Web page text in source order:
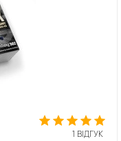
1 ВІДГУК